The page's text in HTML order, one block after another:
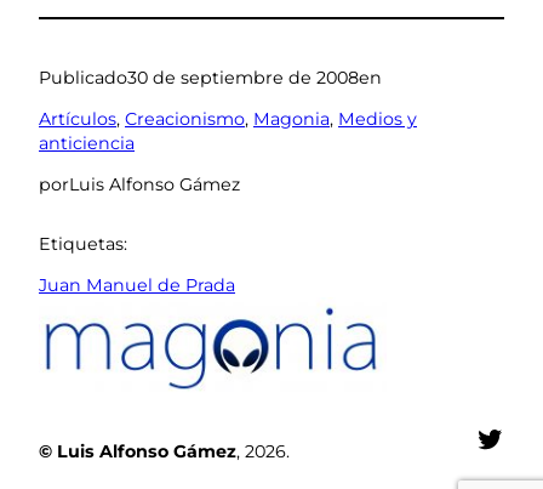
Publicado30 de septiembre de 2008en
Artículos, Creacionismo, Magonia, Medios y
anticiencia
porLuis Alfonso Gámez
Etiquetas:
Juan Manuel de Prada
© Luis Alfonso Gámez, 2026.